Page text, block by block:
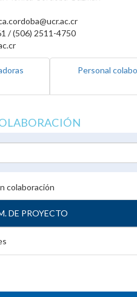
/ (506) 2511-4750
Personal
colaboración
DE PROYECTO